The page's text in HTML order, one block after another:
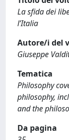
La sfida dei
l’Italia
Autore/i del
Giuseppe
Tematica
Philosophy
philosophy,
and the
Da pagina